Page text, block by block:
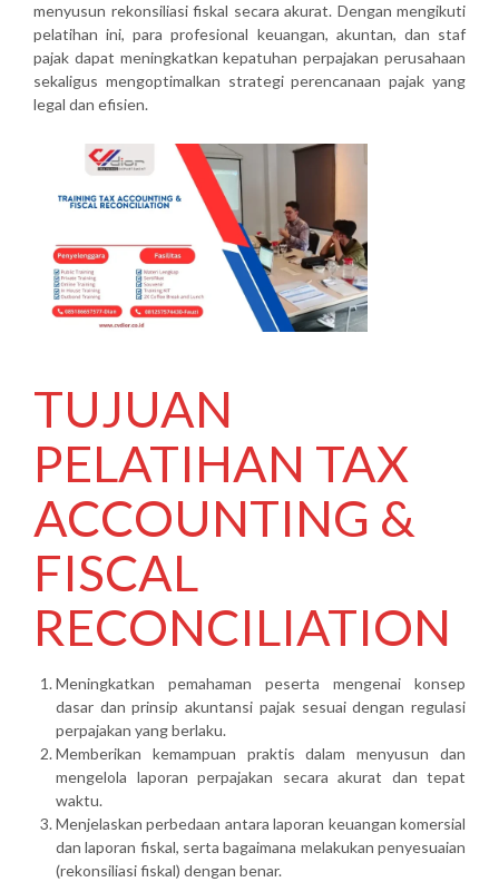
menyusun rekonsiliasi fiskal secara akurat. Dengan mengikuti
pelatihan ini, para profesional keuangan, akuntan, dan staf
pajak dapat meningkatkan kepatuhan perpajakan perusahaan
sekaligus mengoptimalkan strategi perencanaan pajak yang
legal dan efisien.
TUJUAN
PELATIHAN TAX
ACCOUNTING &
FISCAL
RECONCILIATION
Meningkatkan pemahaman peserta mengenai konsep
dasar dan prinsip akuntansi pajak sesuai dengan regulasi
perpajakan yang berlaku.
Memberikan kemampuan praktis dalam menyusun dan
mengelola laporan perpajakan secara akurat dan tepat
waktu.
Menjelaskan perbedaan antara laporan keuangan komersial
dan laporan fiskal, serta bagaimana melakukan penyesuaian
(rekonsiliasi fiskal) dengan benar.